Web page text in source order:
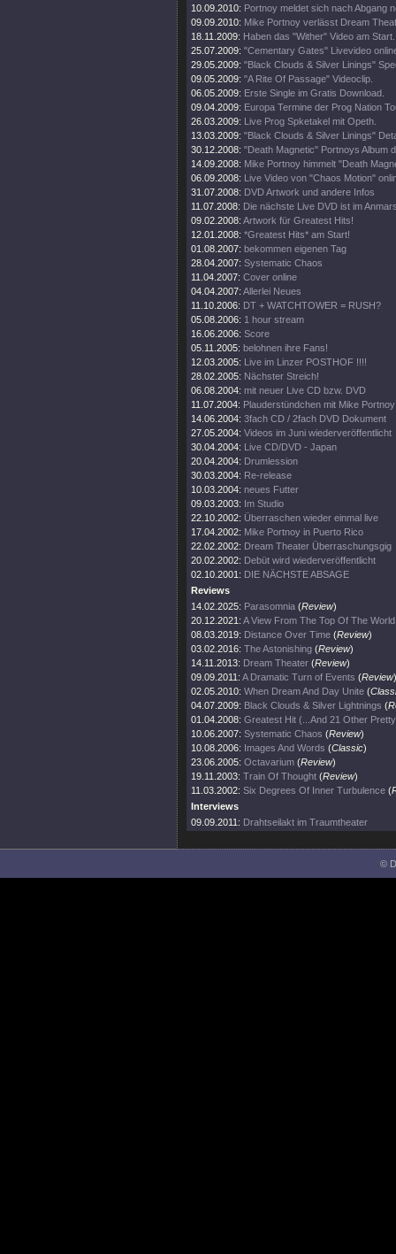
10.09.2010: Portnoy meldet sich nach Abgang
09.09.2010: Mike Portnoy verlässt Dream
18.11.2009: Haben das "Wither" Video am Start.
25.07.2009: "Cementary Gates" Livevideo
29.05.2009: "Black Clouds & Silver Linings"
09.05.2009: "A Rite Of Passage" Videoclip.
06.05.2009: Erste Single im Gratis Download.
09.04.2009: Europa Termine der Prog Nation
26.03.2009: Live Prog Spketakel mit Opeth.
13.03.2009: "Black Clouds & Silver Linings"
30.12.2008: "Death Magnetic" Portnoys Album
14.09.2008: Mike Portnoy himmelt "Death
06.09.2008: Live Video von "Chaos Motion"
31.07.2008: DVD Artwork und andere Infos
11.07.2008: Die nächste Live DVD ist im
09.02.2008: Artwork für Greatest Hits!
12.01.2008: *Greatest Hits* am Start!
01.08.2007: bekommen eigenen Tag
28.04.2007: Systematic Chaos
11.04.2007: Cover online
04.04.2007: Allerlei Neues
11.10.2006: DT + WATCHTOWER = RUSH?
05.08.2006: 1 hour stream
16.06.2006: Score
05.11.2005: belohnen ihre Fans!
12.03.2005: Live im Linzer POSTHOF !!!!
28.02.2005: Nächster Streich!
06.08.2004: mit neuer Live CD bzw. DVD
11.07.2004: Plauderstündchen mit Mike Portnoy
14.06.2004: 3fach CD / 2fach DVD Dokument
27.05.2004: Videos im Juni wiederveröffentlicht
30.04.2004: Live CD/DVD - Japan
20.04.2004: Drumlession
30.03.2004: Re-release
10.03.2004: neues Futter
09.03.2003: Im Studio
22.10.2002: Überraschen wieder einmal live
17.04.2002: Mike Portnoy in Puerto Rico
22.02.2002: Dream Theater Überraschungsgig
20.02.2002: Debüt wird wiederveröffentlicht
02.10.2001: DIE NÄCHSTE ABSAGE
Reviews
14.02.2025: Parasomnia (Review)
20.12.2021: A View From The Top Of The World
08.03.2019: Distance Over Time (Review)
03.02.2016: The Astonishing (Review)
14.11.2013: Dream Theater (Review)
09.09.2011: A Dramatic Turn of Events (Review)
02.05.2010: When Dream And Day Unite (
04.07.2009: Black Clouds & Silver Lightnings (
01.04.2008: Greatest Hit (...And 21 Other
10.06.2007: Systematic Chaos (Review)
10.08.2006: Images And Words (Classic)
23.06.2005: Octavarium (Review)
19.11.2003: Train Of Thought (Review)
11.03.2002: Six Degrees Of Inner Turbulence (
Interviews
09.09.2011: Drahtseilakt im Traumtheater
©